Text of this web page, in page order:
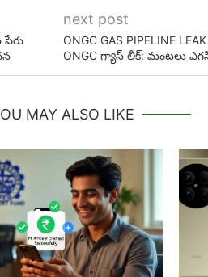
పేరు
next post
ONGC GAS PIPELINE
ONGC గ్యాస్ లీక్: మంటలు
MAY ALSO LIKE